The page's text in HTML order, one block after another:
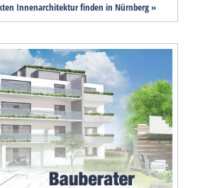
Innenarchitektur finden in Nürnberg »